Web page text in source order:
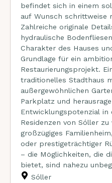
befindet sich in einem
auf Wunsch schrittweise
Zahlreiche originale
hydraulische
Charakter des Hauses
Grundlage für ein
Restaurierungsprojekt. Eine seltene Gelegenheit, ein
traditionelles Stadthaus
außergewöhnlichen
Parkplatz und
Entwicklungspotenzial in
Residenzen von Sóller
großzügiges
oder prestigeträchtiger
– die Möglichkeiten, die
bietet, sind nahezu
Sóller